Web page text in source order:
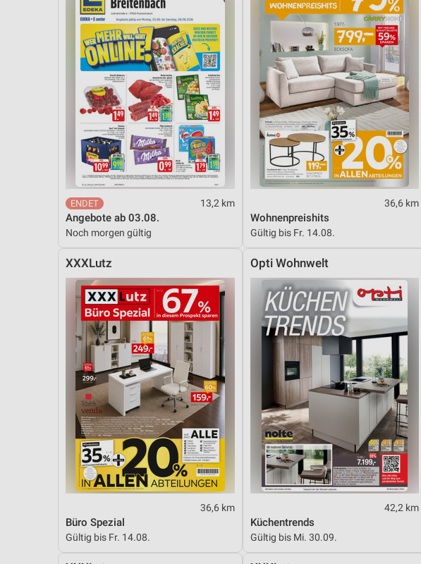
13,2 km
Angebote ab 03.08.
Noch morgen gültig
36,6 km
Wohnenpreishits
Gültig bis Fr. 14.08.
XXXLutz
36,6 km
Büro Spezial
Gültig bis Fr. 14.08.
Opti Wohnwelt
42,2 km
Küchentrends
Gültig bis Mi. 30.09.
Entwicklung und Verbesserung der Angebote
Verwendung reduzierter Daten zur Auswahl von Inhalten
IAB-Besonderheiten:
Verwendung genauer Standortdaten
Geräte anhand von aktiv angeforderten Informationen identifizieren
Nicht-IAB-Verarbeitungszwecke:
Performance
Funktional